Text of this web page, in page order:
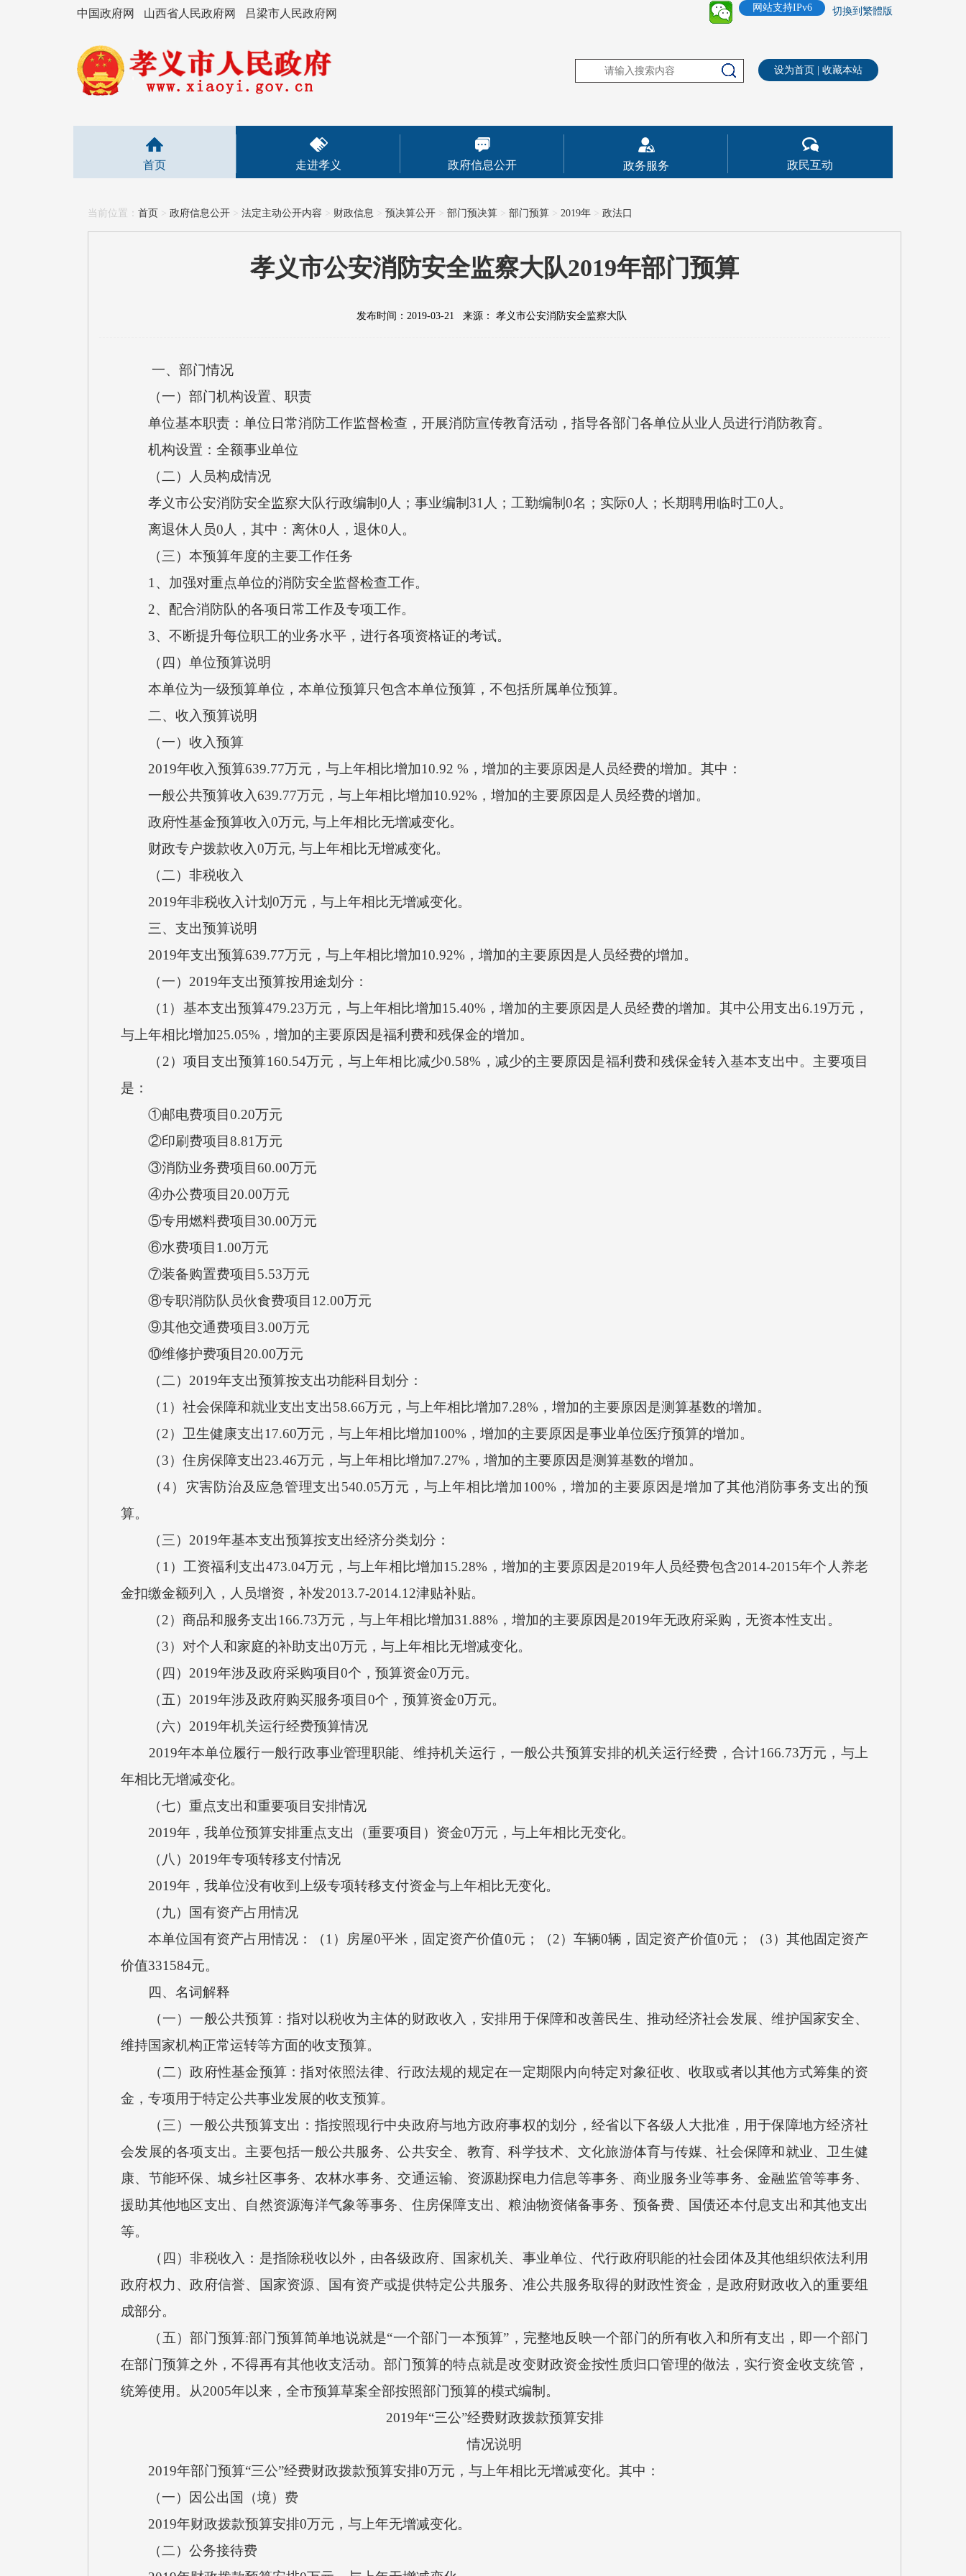
中国政府网 山西省人民政府网 吕梁市人民政府网 切換到繁體版
网站支持IPv6
设为首页 收藏本站
首页 走进孝义 政府信息公开 政务服务 政民互动
当前位置： 首页 > 政府信息公开 > 法定主动公开内容 > 财政信息 > 预决算公开 > 部门预决算 > 部门预算 > 2019年 > 政法口
孝义市公安消防安全监察大队2019年部门预算
发布时间：2019-03-21 来源： 孝义市公安消防安全监察大队
一、部门情况
（一）部门机构设置、职责
单位基本职责：单位日常消防工作监督检查，开展消防宣传教育活动，指导各部门各单位从业人员进行消防教育。
机构设置：全额事业单位
（二）人员构成情况
孝义市公安消防安全监察大队行政编制0人 ； 事业编制31人；工勤编制0名；实际0人；长期聘用临时工0人。
离退休人员0人，其中：离休0人，退休0人。
（三）本预算年度的主要工作任务
1、加强对重点单位的消防安全监督检查工作。
2、配合消防队的各项日常工作及专项工作。
3、不断提升每位职工的业务水平，进行各项资格证的考试。
（四）单位预算说明
本单位为一级预算单位，本单位预算只包含本单位预算，不包括所属单位预算。
二、收入预算说明
（一）收入预算
2019年收入预算639.77万元，与上年相比增加10.92 %，增加的主要原因是人员经费的增加。其中：
一般公共预算收入639.77万元，与上年相比增加10.92%，增加的主要原因是人员经费的增加。
政府性基金预算收入0万元, 与上年相比无增减变化。
财政专户拨款收入0万元, 与上年相比无增减变化。
（二）非税收入
2019年非税收入计划0万元，与上年相比无增减变化。
三、支出预算说明
2019年支出预算639.77万元，与上年相比增加10.92%，增加的主要原因是人员经费的增加。
（一）2019年支出预算按用途划分：
（1）基本支出预算479.23万元，与上年相比增加15.40%，增加的主要原因是人员经费的增加。其中公用支出6.19万元，
与上年相比增加25.05%，增加的主要原因是福利费和残保金的增加。
（2）项目支出预算160.54万元，与上年相比减少0.58%，减少的主要原因是福利费和残保金转入基本支出中。主要项目
是：
①邮电费项目0.20万元
②印刷费项目8.81万元
③消防业务费项目60.00万元
④办公费项目20.00万元
⑤专用燃料费项目30.00万元
⑥水费项目1.00万元
⑦装备购置费项目5.53万元
⑧专职消防队员伙食费项目12.00万元
⑨其他交通费项目3.00万元
⑩维修护费项目20.00万元
（二）2019年支出预算按支出功能科目划分：
（1）社会保障和就业支出支出58.66万元，与上年相比增加7.28%，增加的主要原因是测算基数的增加。
（2）卫生健康支出17.60万元，与上年相比增加100%，增加的主要原因是事业单位医疗预算的增加。
（3）住房保障支出23.46万元，与上年相比增加7.27%，增加的主要原因是测算基数的增加。
（4）灾害防治及应急管理支出540.05万元，与上年相比增加100%，增加的主要原因是增加了其他消防事务支出的预
算。
（三）2019年基本支出预算按支出经济分类划分：
（1）工资福利支出473.04万元，与上年相比增加15.28%，增加的主要原因是2019年人员经费包含2014-2015年个人养老
金扣缴金额列入，人员增资，补发2013.7-2014.12津贴补贴。
（2）商品和服务支出166.73万元，与上年相比增加31.88%，增加的主要原因是2019年无政府采购，无资本性支出。
（3）对个人和家庭的补助支出0万元，与上年相比无增减变化。
（四）2019年涉及政府采购项目0个，预算资金0万元。
（五）2019年涉及政府购买服务项目0个，预算资金0万元。
（六）2019年机关运行经费预算情况
2019年本单位履行一般行政事业管理职能、维持机关运行，一般公共预算安排的机关运行经费，合计166.73万元，与上
年相比无增减变化。
（七）重点支出和重要项目安排情况
2019年，我单位预算安排重点支出（重要项目）资金0万元，与上年相比无变化。
（八）2019年专项转移支付情况
2019年，我单位没有收到上级专项转移支付资金与上年相比无变化。
（九）国有资产占用情况
本单位国有资产占用情况：（1）房屋0平米，固定资产价值0元；（2）车辆0辆，固定资产价值0元；（3）其他固定资产
价值331584元。
四、名词解释
（一）一般公共预算：指对以税收为主体的财政收入，安排用于保障和改善民生、推动经济社会发展、维护国家安全、
维持国家机构正常运转等方面的收支预算。
（二）政府性基金预算：指对依照法律、行政法规的规定在一定期限内向特定对象征收、收取或者以其他方式筹集的资
金，专项用于特定公共事业发展的收支预算。
（三）一般公共预算支出：指按照现行中央政府与地方政府事权的划分，经省以下各级人大批准，用于保障地方经济社
会发展的各项支出。主要包括一般公共服务、公共安全、教育、科学技术、文化旅游体育与传媒、社会保障和就业、卫生健
康、节能环保、城乡社区事务、农林水事务、交通运输、资源勘探电力信息等事务、商业服务业等事务、金融监管等事务、
援助其他地区支出、自然资源海洋气象等事务、住房保障支出、粮油物资储备事务、预备费、国债还本付息支出和其他支出
等。
（四）非税收入：是指除税收以外，由各级政府、国家机关、事业单位、代行政府职能的社会团体及其他组织依法利用
政府权力、政府信誉、国家资源、国有资产或提供特定公共服务、准公共服务取得的财政性资金，是政府财政收入的重要组
成部分。
（五）部门预算:部门预算简单地说就是“一个部门一本预算”，完整地反映一个部门的所有收入和所有支出，即一个部门
在部门预算之外，不得再有其他收支活动。部门预算的特点就是改变财政资金按性质归口管理的做法，实行资金收支统管，
统筹使用。从2005年以来，全市预算草案全部按照部门预算的模式编制。
2019年“三公”经费财政拨款预算安排
情况说明
2019年部门预算“三公”经费财政拨款预算安排0万元，与上年相比无增减变化。其中：
（一）因公出国（境）费
2019年财政拨款预算安排0万元，与上年无增减变化。
（二）公务接待费